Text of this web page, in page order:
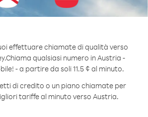
effettuare chiamate di qualità verso
Chiama qualsiasi numero in Austria -
- a partire da soli 11.5 ¢ al minuto.
di credito o un piano chiamate per
tariffe al minuto verso Austria.